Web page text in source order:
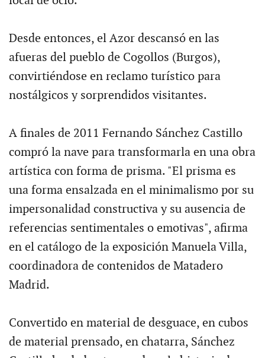
Desde entonces, el Azor descansó en las
afueras del pueblo de Cogollos (Burgos),
convirtiéndose en reclamo turístico para
nostálgicos y sorprendidos visitantes.
A finales de 2011 Fernando Sánchez Castillo
compró la nave para transformarla en una obra
artística con forma de prisma. "El prisma es
una forma ensalzada en el minimalismo por su
impersonalidad constructiva y su ausencia de
referencias sentimentales o emotivas", afirma
en el catálogo de la exposición Manuela Villa,
coordinadora de contenidos de Matadero
Madrid.
Convertido en material de desguace, en cubos
de material prensado, en chatarra, Sánchez